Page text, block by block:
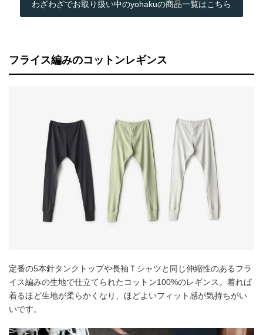
わざわざでお取り扱い中のyohakuの商品一覧はこちら
フライス編みのコットンレギンス
定番の5本針タンクトップや長袖Ｔシャツと同じ伸縮性のあるフラ
イス編みの生地で仕立てられたコットン100%のレギンス。着れば
着るほど生地が柔らかくなり、ほどよいフィット感が気持ちがい
いです。